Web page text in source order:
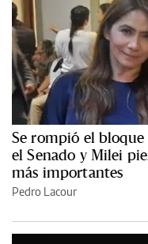
Se rompió el
el Senado y Milei
más importantes
Pedro Lacour